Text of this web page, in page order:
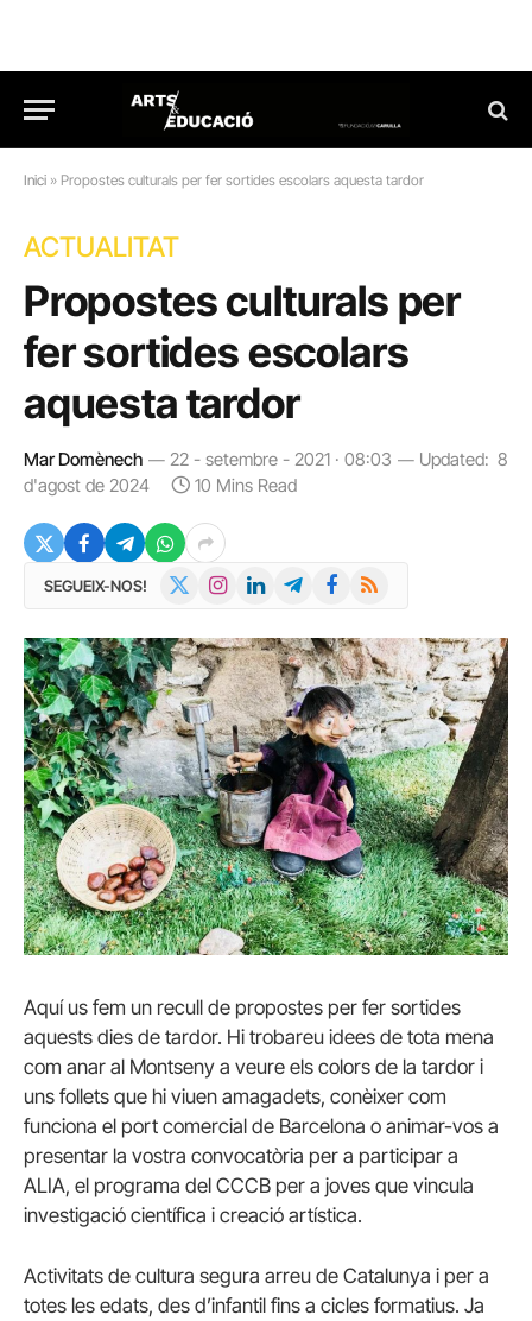
Inici » Propostes culturals per fer sortides escolars aquesta tardor
ACTUALITAT
Propostes culturals per
fer sortides escolars
aquesta tardor
Mar Domènech 22 - setembre - 2021 · 08:03 Updated: 8
d'agost de 2024
10 Mins Read
SEGUEIX-NOS! InstagramLinkedInTelegramFacebook
RSS
Aquí us fem un recull de propostes per fer sortides
aquests dies de tardor. Hi trobareu idees de tota mena
com anar al Montseny a veure els colors de la tardor i
uns follets que hi viuen amagadets, conèixer com
funciona el port comercial de Barcelona o animar-vos a
presentar la vostra convocatòria per a participar a
ALIA, el programa del CCCB per a joves que vincula
investigació científica i creació artística.
Activitats de cultura segura arreu de Catalunya i per a
totes les edats, des d’infantil fins a cicles formatius. Ja